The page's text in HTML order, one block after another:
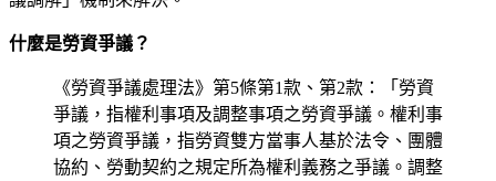
什麼是勞資爭議？
《勞資爭議處理法》第5條第1款、第2款：「勞資
爭議，指權利事項及調整事項之勞資爭議。權利事
項之勞資爭議，指勞資雙方當事人基於法令、團體
協約、勞動契約之規定所為權利義務之爭議。調整